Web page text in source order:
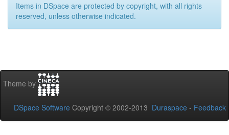
Items in DSpace are protected by copyright, with all rights
reserved, unless otherwise indicated.
Theme by
DSpace Software Copyright © 2002-2013 Duraspace - Feedback